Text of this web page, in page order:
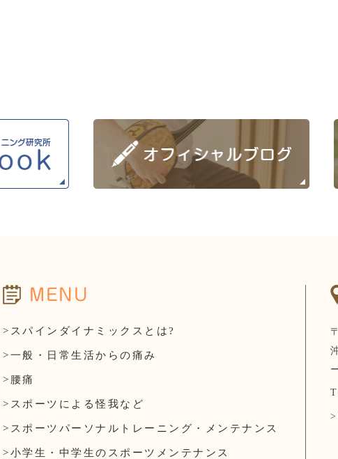
MENU
>スパインダイナミックスとは?
>一般・日常生活からの痛み
>腰痛
>スポーツによる怪我など
>スポーツパーソナルトレーニング・メンテナンス
>小学生・中学生のスポーツメンテナンス